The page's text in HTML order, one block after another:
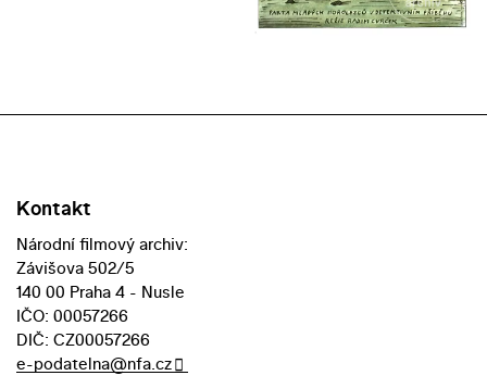
Kontakt
Národní filmový archiv:
Závišova 502/5
140 00 Praha 4 - Nusle
IČO: 00057266
DIČ: CZ00057266
e-podatelna@nfa.cz